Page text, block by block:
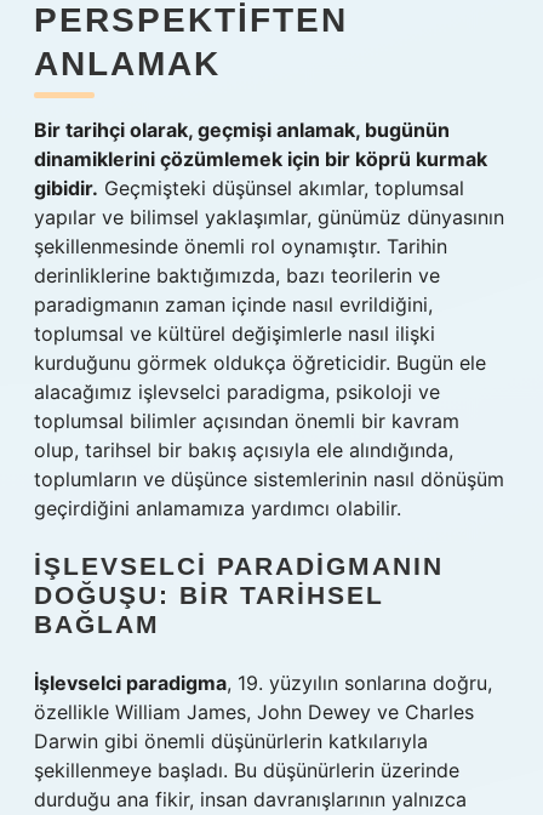
PERSPEKTIFTEN
ANLAMAK
Bir tarihçi olarak, geçmişi anlamak, bugünün
dinamiklerini çözümlemek için bir köprü kurmak
gibidir. Geçmişteki düşünsel akımlar, toplumsal
yapılar ve bilimsel yaklaşımlar, günümüz dünyasının
şekillenmesinde önemli rol oynamıştır. Tarihin
derinliklerine baktığımızda, bazı teorilerin ve
paradigmanın zaman içinde nasıl evrildiğini,
toplumsal ve kültürel değişimlerle nasıl ilişki
kurduğunu görmek oldukça öğreticidir. Bugün ele
alacağımız işlevselci paradigma, psikoloji ve
toplumsal bilimler açısından önemli bir kavram
olup, tarihsel bir bakış açısıyla ele alındığında,
toplumların ve düşünce sistemlerinin nasıl dönüşüm
geçirdiğini anlamamıza yardımcı olabilir.
İŞLEVSELCI PARADIGMANIN
DOĞUŞU: BIR TARIHSEL
BAĞLAM
İşlevselci paradigma, 19. yüzyılın sonlarına doğru,
özellikle William James, John Dewey ve Charles
Darwin gibi önemli düşünürlerin katkılarıyla
şekillenmeye başladı. Bu düşünürlerin üzerinde
durduğu ana fikir, insan davranışlarının yalnızca